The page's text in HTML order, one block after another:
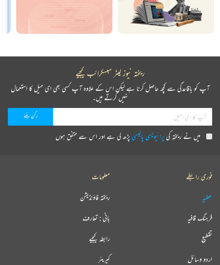
ریختہ نیوز لیٹر سبسکرائب کیجیے
آپ کو باقاعدگی سے کچھ حاصل کرنا ہے لیکن اس کے علاوہ آپ کسی بھی ای میل کا استعمال
نہیں کرتے ہیں۔
میں نے ریختہ کیپرائیویسی پالیسیپڑھ لی ہے اور اس سے متفق ہوں
فوری رابطے
عطیہ
فرہنگ قافیہ
تقطیع
اردو وسائل
معلومات
ریختہ فاؤنڈیشن
بانی : تعارف
رابطہ کیجیے
کیریئر